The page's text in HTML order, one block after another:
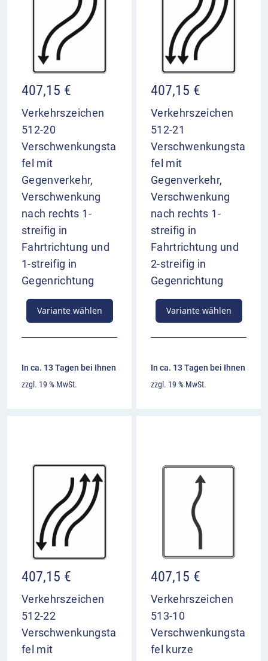
407,15 €
Verkehrszeichen
512-20
Verschwenkungsta
fel mit
Gegenverkehr,
Verschwenkung
nach rechts 1-
streifig in
Fahrtrichtung und
1-streifig in
Gegenrichtung
Variante wählen
In ca. 13 Tagen bei Ihnen
zzgl. 19 % MwSt.
407,15 €
Verkehrszeichen
512-21
Verschwenkungsta
fel mit
Gegenverkehr,
Verschwenkung
nach rechts 1-
streifig in
Fahrtrichtung und
2-streifig in
Gegenrichtung
Variante wählen
In ca. 13 Tagen bei Ihnen
zzgl. 19 % MwSt.
407,15 €
Verkehrszeichen
512-22
Verschwenkungsta
fel mit
407,15 €
Verkehrszeichen
513-10
Verschwenkungsta
fel kurze